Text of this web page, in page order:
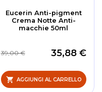
Eucerin Anti-pigment
Crema Notte Anti-
macchie 50ml
35,88 €
39,00 €
AGGIUNGI AL CARRELLO